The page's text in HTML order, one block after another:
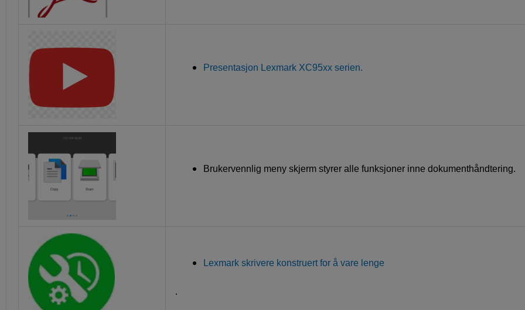
Presentasjon Lexmark XC95xx serien.
Brukervennlig meny skjerm styrer alle funksjoner inne dokumenthåndtering.
Lexmark skrivere konstruert for å vare lenge
.